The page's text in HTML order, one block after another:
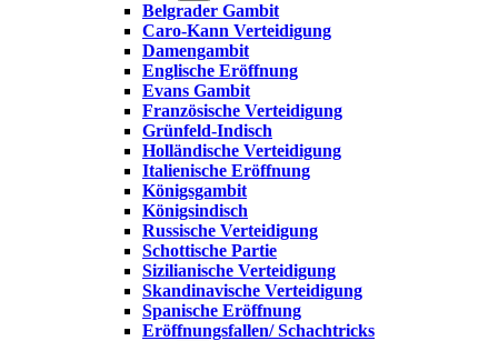
Belgrader Gambit
Caro-Kann Verteidigung
Damengambit
Englische Eröffnung
Evans Gambit
Französische Verteidigung
Grünfeld-Indisch
Holländische Verteidigung
Italienische Eröffnung
Königsgambit
Königsindisch
Russische Verteidigung
Schottische Partie
Sizilianische Verteidigung
Skandinavische Verteidigung
Spanische Eröffnung
Eröffnungsfallen/ Schachtricks